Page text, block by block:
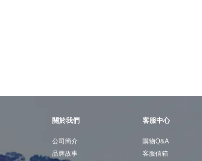
關於我們
公司簡介
品牌故事
客服中心
購物Q&A
客服信箱